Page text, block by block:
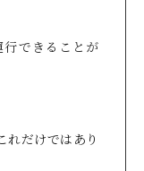
できることが
れだけではあり